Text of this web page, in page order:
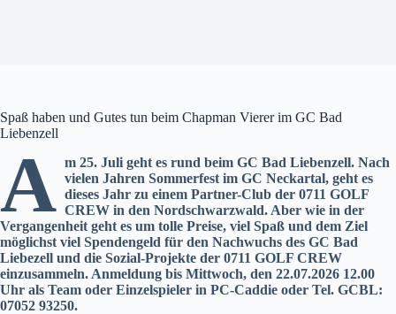
Spaß haben und Gutes tun beim Chapman Vierer im GC Bad
Liebenzell
A m 25. Juli geht es rund beim GC Bad Liebenzell. Nach
vielen Jahren Sommerfest im GC Neckartal, geht es
dieses Jahr zu einem Partner-Club der 0711 GOLF
CREW in den Nordschwarzwald. Aber wie in der
Vergangenheit geht es um tolle Preise, viel Spaß und dem Ziel
möglichst viel Spendengeld für den Nachwuchs des GC Bad
Liebezell und die Sozial-Projekte der 0711 GOLF CREW
einzusammeln. Anmeldung bis Mittwoch, den 22.07.2026 12.00
Uhr als Team oder Einzelspieler in PC-Caddie oder Tel. GCBL:
07052 93250.